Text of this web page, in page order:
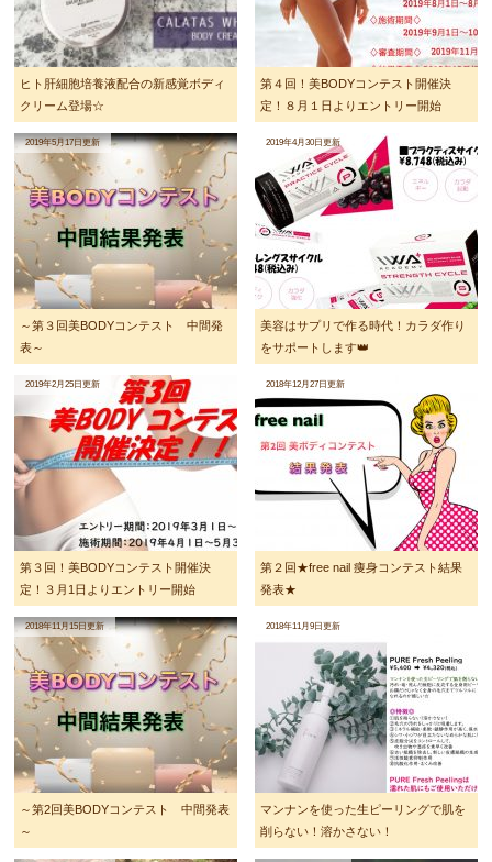
ヒト肝細胞培養液配合の新感覚ボディ
クリーム登場☆
第４回！美BODYコンテスト開催決
定！８月１日よりエントリー開始
～第３回美BODYコンテスト 中間発
表～
2019年5月17日更新
美容はサプリで作る時代！カラダ作り
をサポートします👑
2019年4月30日更新
第３回！美BODYコンテスト開催決
定！３月1日よりエントリー開始
2019年2月25日更新
第２回★free nail 痩身コンテスト結果
発表★
2018年12月27日更新
～第2回美BODYコンテスト 中間発表
～
2018年11月15日更新
マンナンを使った生ピーリングで肌を
削らない！溶かさない！
2018年11月9日更新